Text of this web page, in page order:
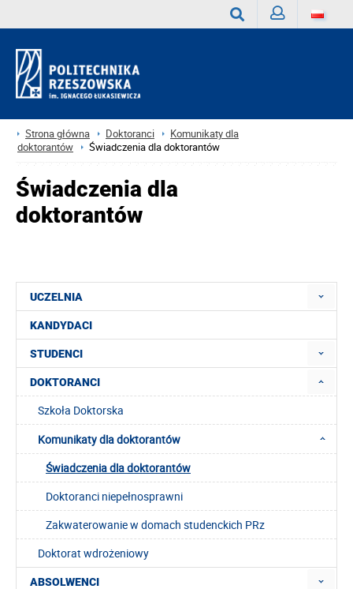
Strona główna Doktoranci
Komunikaty dla
doktorantów
Świadczenia dla doktorantów
Świadczenia dla
doktorantów
UCZELNIA
KANDYDACI
STUDENCI
DOKTORANCI
Szkoła Doktorska
Komunikaty dla doktorantów
Świadczenia dla doktorantów
Doktoranci niepełnosprawni
Zakwaterowanie w domach studenckich PRz
Doktorat wdrożeniowy
ABSOLWENCI